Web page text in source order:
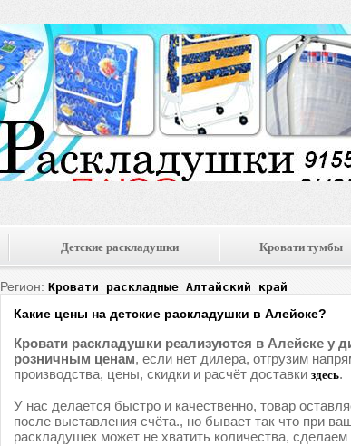
Детские раскладушки Кровати тумбы
Регион: Кровати раскладные Алтайский край
Какие цены на детские раскладушки в Алейске?
Кровати раскладушки реализуются в Алейске у
розничным ценам, если нет дилера, отгрузим
производства, цены, скидки и расчёт доставки здесь.
У нас делается быстро и качественно, товар
после выставления счёта., но бывает так что при
раскладушек может не хватить количества,